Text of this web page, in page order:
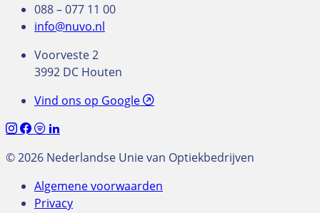
088 – 077 11 00
info@nuvo.nl
Voorveste 2
3992 DC Houten
Vind ons op Google
© 2026 Nederlandse Unie van Optiekbedrijven
Algemene voorwaarden
Privacy